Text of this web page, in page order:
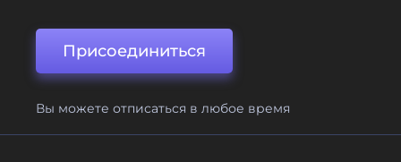
Присоединиться
Вы можете отписаться в любое время